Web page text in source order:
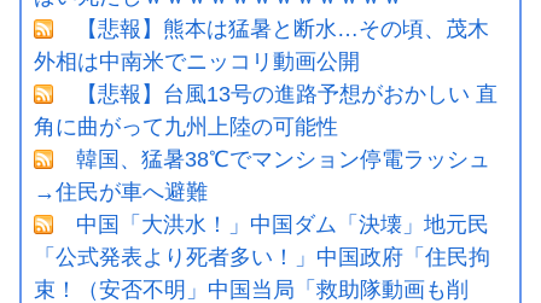
【悲報】熊本は猛暑と断水…その頃、茂木
外相は中南米でニッコリ動画公開
【悲報】台風13号の進路予想がおかしい 直
角に曲がって九州上陸の可能性
韓国、猛暑38℃でマンション停電ラッシュ
→住民が車へ避難
中国「大洪水！」中国ダム「決壊」地元民
「公式発表より死者多い！」中国政府「住民拘
束！（安否不明」中国当局「救助隊動画も削